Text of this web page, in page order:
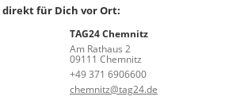
für Dich vor Ort:
TAG24 Chemnitz
Am Rathaus 2
09111 Chemnitz
+49 371 6906600
chemnitz@tag24.de